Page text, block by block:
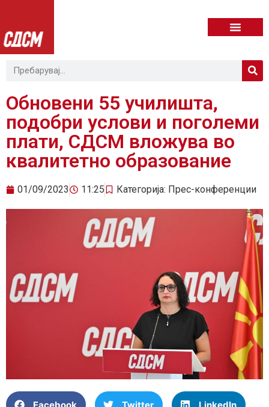
Обновени 55 училишта,
подобри услови и поголеми
плати, СДСМ вложува во
квалитетно образование
01/09/2023 11:25 Категорија: Прес-конференции